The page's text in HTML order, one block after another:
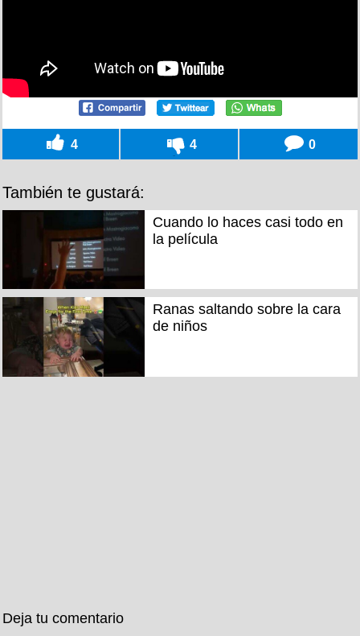
4 4 0
También te gustará:
Cuando lo haces casi todo en
la película
Ranas saltando sobre la cara
de niños
Deja tu comentario